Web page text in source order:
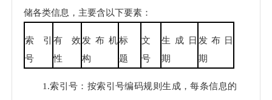
储各类信息，主要含以下要素：
索引
号
有效
性
发布机
构
标
题
文
号
生成日
期
发布日
期
1.索引号：按索引号编码规则生成，每条信息的